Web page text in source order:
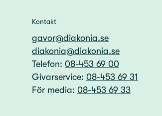
Kontakt
gavor@diakonia.se
diakonia@diakonia.se
Telefon: 08-453 69 00
Givarservice: 08-453 69 31
För media: 08-453 69 33